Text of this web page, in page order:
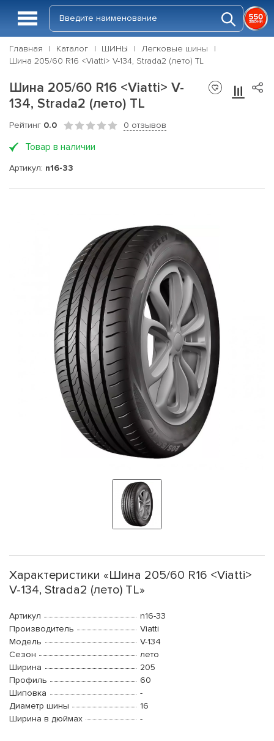
Главная Каталог ШИНЫ
Легковые шины
Шина 205/60 R16 <Viatti> V-134, Strada2 (лето) TL
Шина 205/60 R16 <Viatti> V-
134, Strada2 (лето) TL
Рейтинг 0.0 0 отзывов
Товар в наличии
Артикул: n16-33
Характеристики «Шина 205/60 R16 <Viatti>
V-134, Strada2 (лето) TL»
Артикул
n16-33
Производитель
Viatti
Модель
V-134
Сезон
лето
Ширина
205
Профиль
60
Шиповка
-
Диаметр шины
16
Ширина в дюймах
-